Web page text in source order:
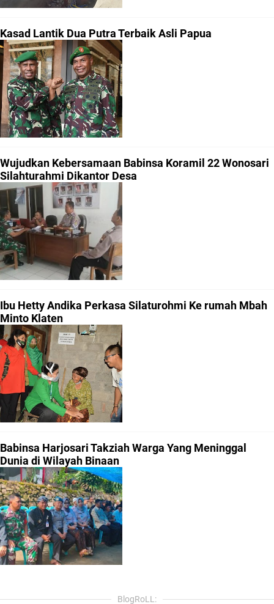
Kasad Lantik Dua Putra Terbaik Asli Papua
Wujudkan Kebersamaan Babinsa Koramil 22 Wonosari
Silahturahmi Dikantor Desa
Ibu Hetty Andika Perkasa Silaturohmi Ke rumah Mbah
Minto Klaten
Babinsa Harjosari Takziah Warga Yang Meninggal
Dunia di Wilayah Binaan
BlogRoLL: